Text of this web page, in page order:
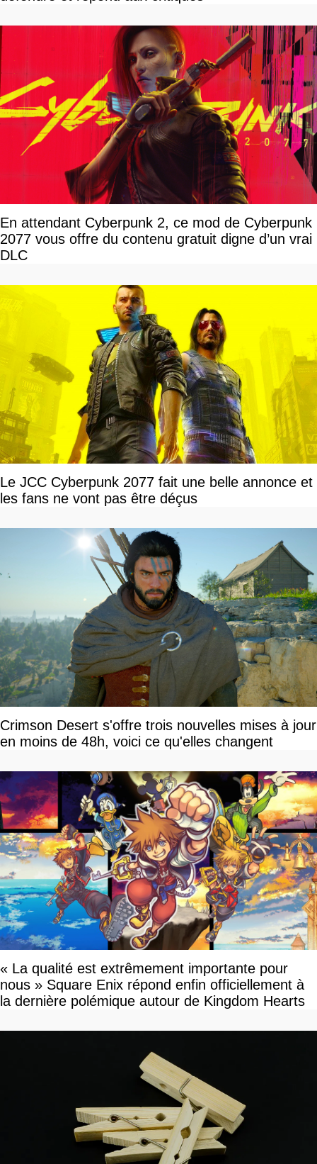
En attendant Cyberpunk 2, ce mod de Cyberpunk
2077 vous offre du contenu gratuit digne d’un vrai
DLC
Le JCC Cyberpunk 2077 fait une belle annonce et
les fans ne vont pas être déçus
Crimson Desert s'offre trois nouvelles mises à jour
en moins de 48h, voici ce qu'elles changent
« La qualité est extrêmement importante pour
nous » Square Enix répond enfin officiellement à
la dernière polémique autour de Kingdom Hearts